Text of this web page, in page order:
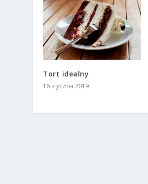
Tort idealny
16 stycznia 2019